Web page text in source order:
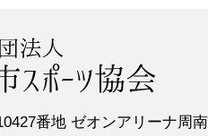
番地 ゼオンアリーナ周南